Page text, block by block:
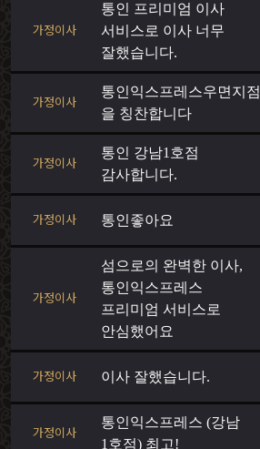
가정이사
통인 프리미엄 이사
서비스로 이사 너무
잘했습니다.
가정이사
통인익스프레스우면지점
을 칭찬합니다
가정이사
통인 강남1호점
감사합니다.
가정이사 통인좋아요
가정이사
섬으로의 완벽한 이사,
통인익스프레스
프리미엄 서비스로
안심했어요
가정이사 이사 잘했습니다.
가정이사
통인익스프레스 (강남
1호점) 최고!